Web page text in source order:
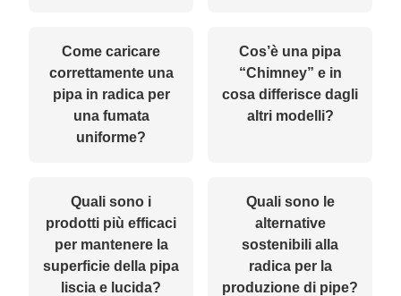
Come caricare
correttamente una
pipa in radica per
una fumata
uniforme?
Cos’è una pipa
“Chimney” e in
cosa differisce dagli
altri modelli?
Quali sono i
prodotti più efficaci
per mantenere la
superficie della pipa
liscia e lucida?
Quali sono le
alternative
sostenibili alla
radica per la
produzione di pipe?